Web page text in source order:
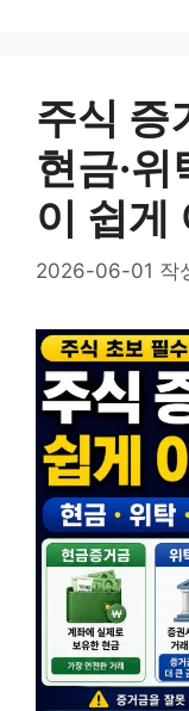
주식 증
현금·
이 쉽게
2026-06-01 작